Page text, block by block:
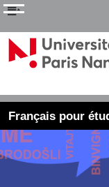

Français pour